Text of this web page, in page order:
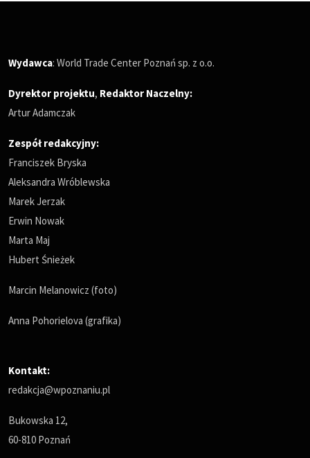
Wydawca: World Trade Center Poznań sp. z o.o.
Dyrektor projektu, Redaktor Naczelny:
Artur Adamczak
Zespół redakcyjny:
Franciszek Bryska
Aleksandra Wróblewska
Marek Jerzak
Erwin Nowak
Marta Maj
Hubert Śnieżek
Marcin Melanowicz (foto)
Anna Pohorielova (grafika)
Kontakt:
redakcja@wpoznaniu.pl
Bukowska 12,
60-810 Poznań